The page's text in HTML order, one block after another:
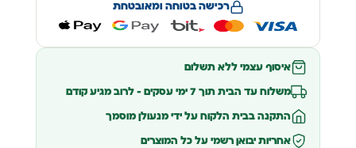
רכישה בטוחה ומאובטחת
איסוף עצמי ללא תשלום
משלוח עד הבית תוך 7 ימי עסקים – לרוב מגיע קודם
התקנה בבית הלקוח על ידי מנעולן מוסמך
אחריות יבואן רשמי על כל המוצרים